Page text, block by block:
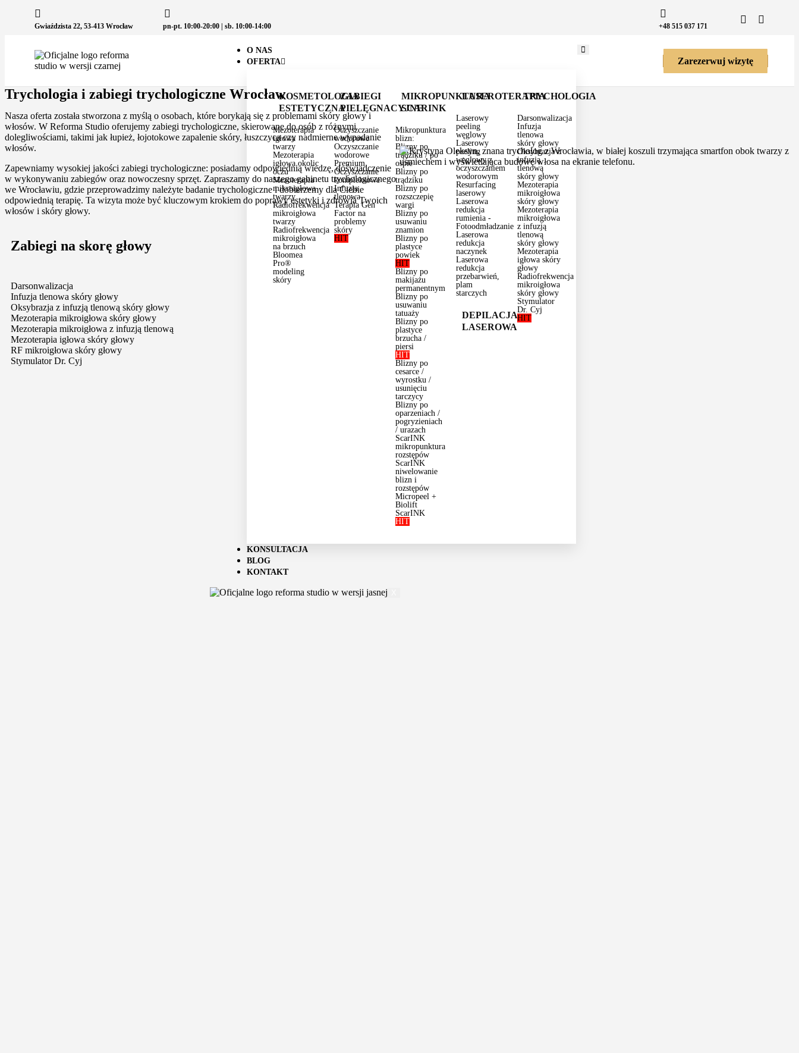
Gwiaździsta 22, 53-413 Wrocław pn-pt. 10:00-20:00 | sb. 10:00-14:00 +48 515 037 171
O NAS
OFERTA
KOSMETOLOGIA
ESTETYCZNA
Mezoterapia
igłowa
twarzy
Mezoterapia
igłowa okolic
oczu
Mezoterapia
mikroigłowa
twarzy
Radiofrekwencja
mikroigłowa
twarzy
Radiofrekwencja
mikroigłowa
na brzuch
Bloomea
Pro®
modeling
skóry
ZABIEGI
PIELĘGNACYJNE
Oczyszczanie
wodorowe
Oczyszczanie
wodorowe
Premium
Oczyszczanie
kompleksowe
Infuzja
tlenowa
Terapia Gen
Factor na
problemy
skóry
HIT
MIKROPUNKTURA
SCARINK
Mikropunktura
blizn:
Blizny po
trądziku / po
ospie
Blizny po
trądziku
Blizny po
rozszczepię
wargi
Blizny po
usuwaniu
znamion
Blizny po
plastyce
powiek
HIT
Blizny po
makijażu
permanentnym
Blizny po
usuwaniu
tatuaży
Blizny po
plastyce
brzucha /
piersi
HIT
Blizny po
cesarce /
wyrostku /
usunięciu
tarczycy
Blizny po
oparzeniach /
pogryzieniach
/ urazach
ScarINK
mikropunktura
rozstępów
ScarINK
niwelowanie
blizn i
rozstępów
Micropeel +
Biolift
ScarINK
HIT
LASEROTERAPIA
Laserowy
peeling
węglowy
Laserowy
peeling
węglowy z
oczyszczaniem
wodorowym
Resurfacing
laserowy
Laserowa
redukcja
rumienia -
Fotoodmładzanie
Laserowa
redukcja
naczynek
Laserowa
redukcja
przebarwień,
plam
starczych
DEPILACJA
LASEROWA
TRYCHOLOGIA
Darsonwalizacja
Infuzja
tlenowa
skóry głowy
Oksybrazja z
infuzją
tlenową
skóry głowy
Mezoterapia
mikroigłowa
skóry głowy
Mezoterapia
mikroigłowa
z infuzją
tlenową
skóry głowy
Mezoterapia
igłowa skóry
głowy
Radiofrekwencja
mikroigłowa
skóry głowy
Stymulator
Dr. Cyj
HIT
KONSULTACJA
BLOG
KONTAKT
Zarezerwuj wizytę
Trychologia i zabiegi trychologiczne Wrocław
Nasza oferta została stworzona z myślą o osobach, które borykają się z problemami skóry głowy i
włosów. W Reforma Studio oferujemy zabiegi trychologiczne, skierowane do osób z różnymi
dolegliwościami, takimi jak łupież, łojotokowe zapalenie skóry, łuszczyca czy nadmierne wypadanie
włosów.
Zapewniamy wysokiej jakości zabiegi trychologiczne: posiadamy odpowiednią wiedzę, doświadczenie
w wykonywaniu zabiegów oraz nowoczesny sprzęt. Zapraszamy do naszego gabinetu trychologicznego
we Wrocławiu, gdzie przeprowadzimy należyte badanie trychologiczne i dobierzemy dla Ciebie
odpowiednią terapię. Ta wizyta może być kluczowym krokiem do poprawy estetyki i zdrowia Twoich
włosów i skóry głowy.
Zabiegi na skorę głowy
Darsonwalizacja
Infuzja tlenowa skóry głowy
Oksybrazja z infuzją tlenową skóry głowy
Mezoterapia mikroigłowa skóry głowy
Mezoterapia mikroigłowa z infuzją tlenową
Mezoterapia igłowa skóry głowy
RF mikroigłowa skóry głowy
Stymulator Dr. Cyj